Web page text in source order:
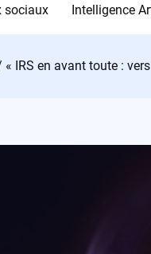
sociaux Intelligence
« IRS en avant toute :